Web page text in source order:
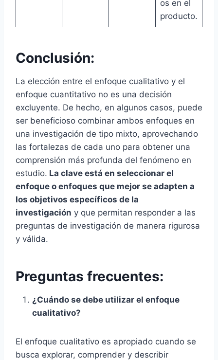
os en el
producto.
Conclusión:
La elección entre el enfoque cualitativo y el
enfoque cuantitativo no es una decisión
excluyente. De hecho, en algunos casos, puede
ser beneficioso combinar ambos enfoques en
una investigación de tipo mixto, aprovechando
las fortalezas de cada uno para obtener una
comprensión más profunda del fenómeno en
estudio. La clave está en seleccionar el
enfoque o enfoques que mejor se adapten a
los objetivos específicos de la
investigación y que permitan responder a las
preguntas de investigación de manera rigurosa
y válida.
Preguntas frecuentes:
¿Cuándo se debe utilizar el enfoque
cualitativo?
El enfoque cualitativo es apropiado cuando se
busca explorar, comprender y describir